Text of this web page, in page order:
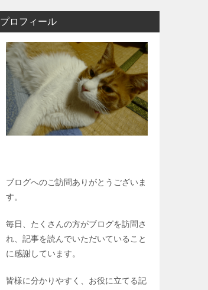
プロフィール
ブログへのご訪問ありがとうございま
す。
毎日、たくさんの方がブログを訪問さ
れ、記事を読んでいただいていること
に感謝しています。
皆様に分かりやすく、お役に立てる記